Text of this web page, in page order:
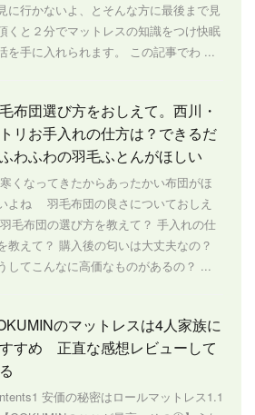
に行かないよ、とそんな方に最後まで見
くと２分でマットレスの知識をつけ快眠
を手に入れられます。 この記事でわ ...
布団選び方をおしえて。西川・
リお手入れの仕方は？できるだ
わふわの羽毛ふとんがほしい
くなってきたからあったかい布団がほ
よね 羽毛布団の良さについておしえ
毛布団の選び方を教えて？ 手入れの仕
教えて？ 購入後の匂いは大丈夫なの？
してこんなに高価なものがあるの？ ...
のマットレスは4人家族に
すめ 正直な感想レビューして
安価の秘密はロールマットレス1.1